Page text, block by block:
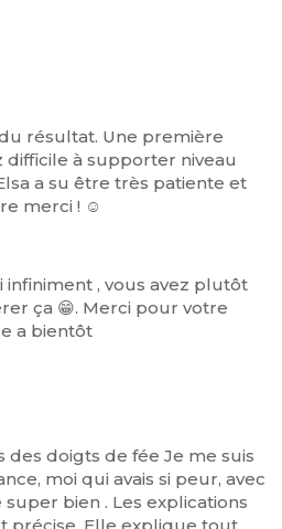
résultat. Une première
difficile à supporter niveau
a su être très patiente et
merci ! ☺️
infiniment , vous avez plutôt
ça 😁. Merci pour votre
a bientôt
des doigts de fée Je me suis
moi qui avais si peur, avec
super bien . Les explications